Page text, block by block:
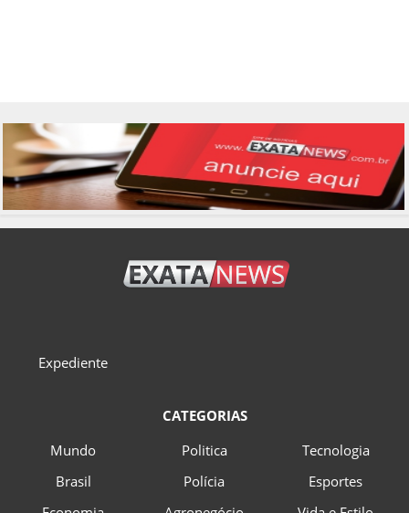
Expediente
CATEGORIAS
Mundo
Politica
Tecnologia
Brasil
Polícia
Esportes